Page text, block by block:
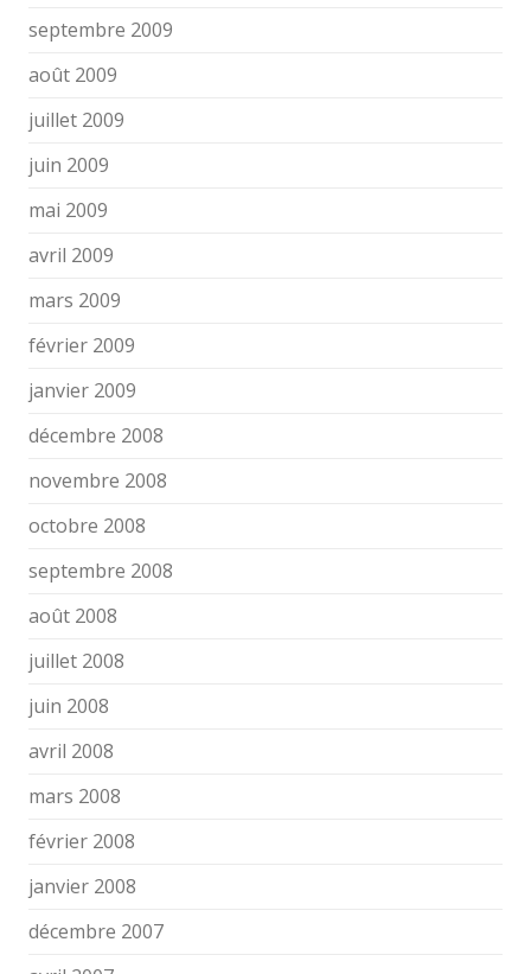
septembre 2009
août 2009
juillet 2009
juin 2009
mai 2009
avril 2009
mars 2009
février 2009
janvier 2009
décembre 2008
novembre 2008
octobre 2008
septembre 2008
août 2008
juillet 2008
juin 2008
avril 2008
mars 2008
février 2008
janvier 2008
décembre 2007